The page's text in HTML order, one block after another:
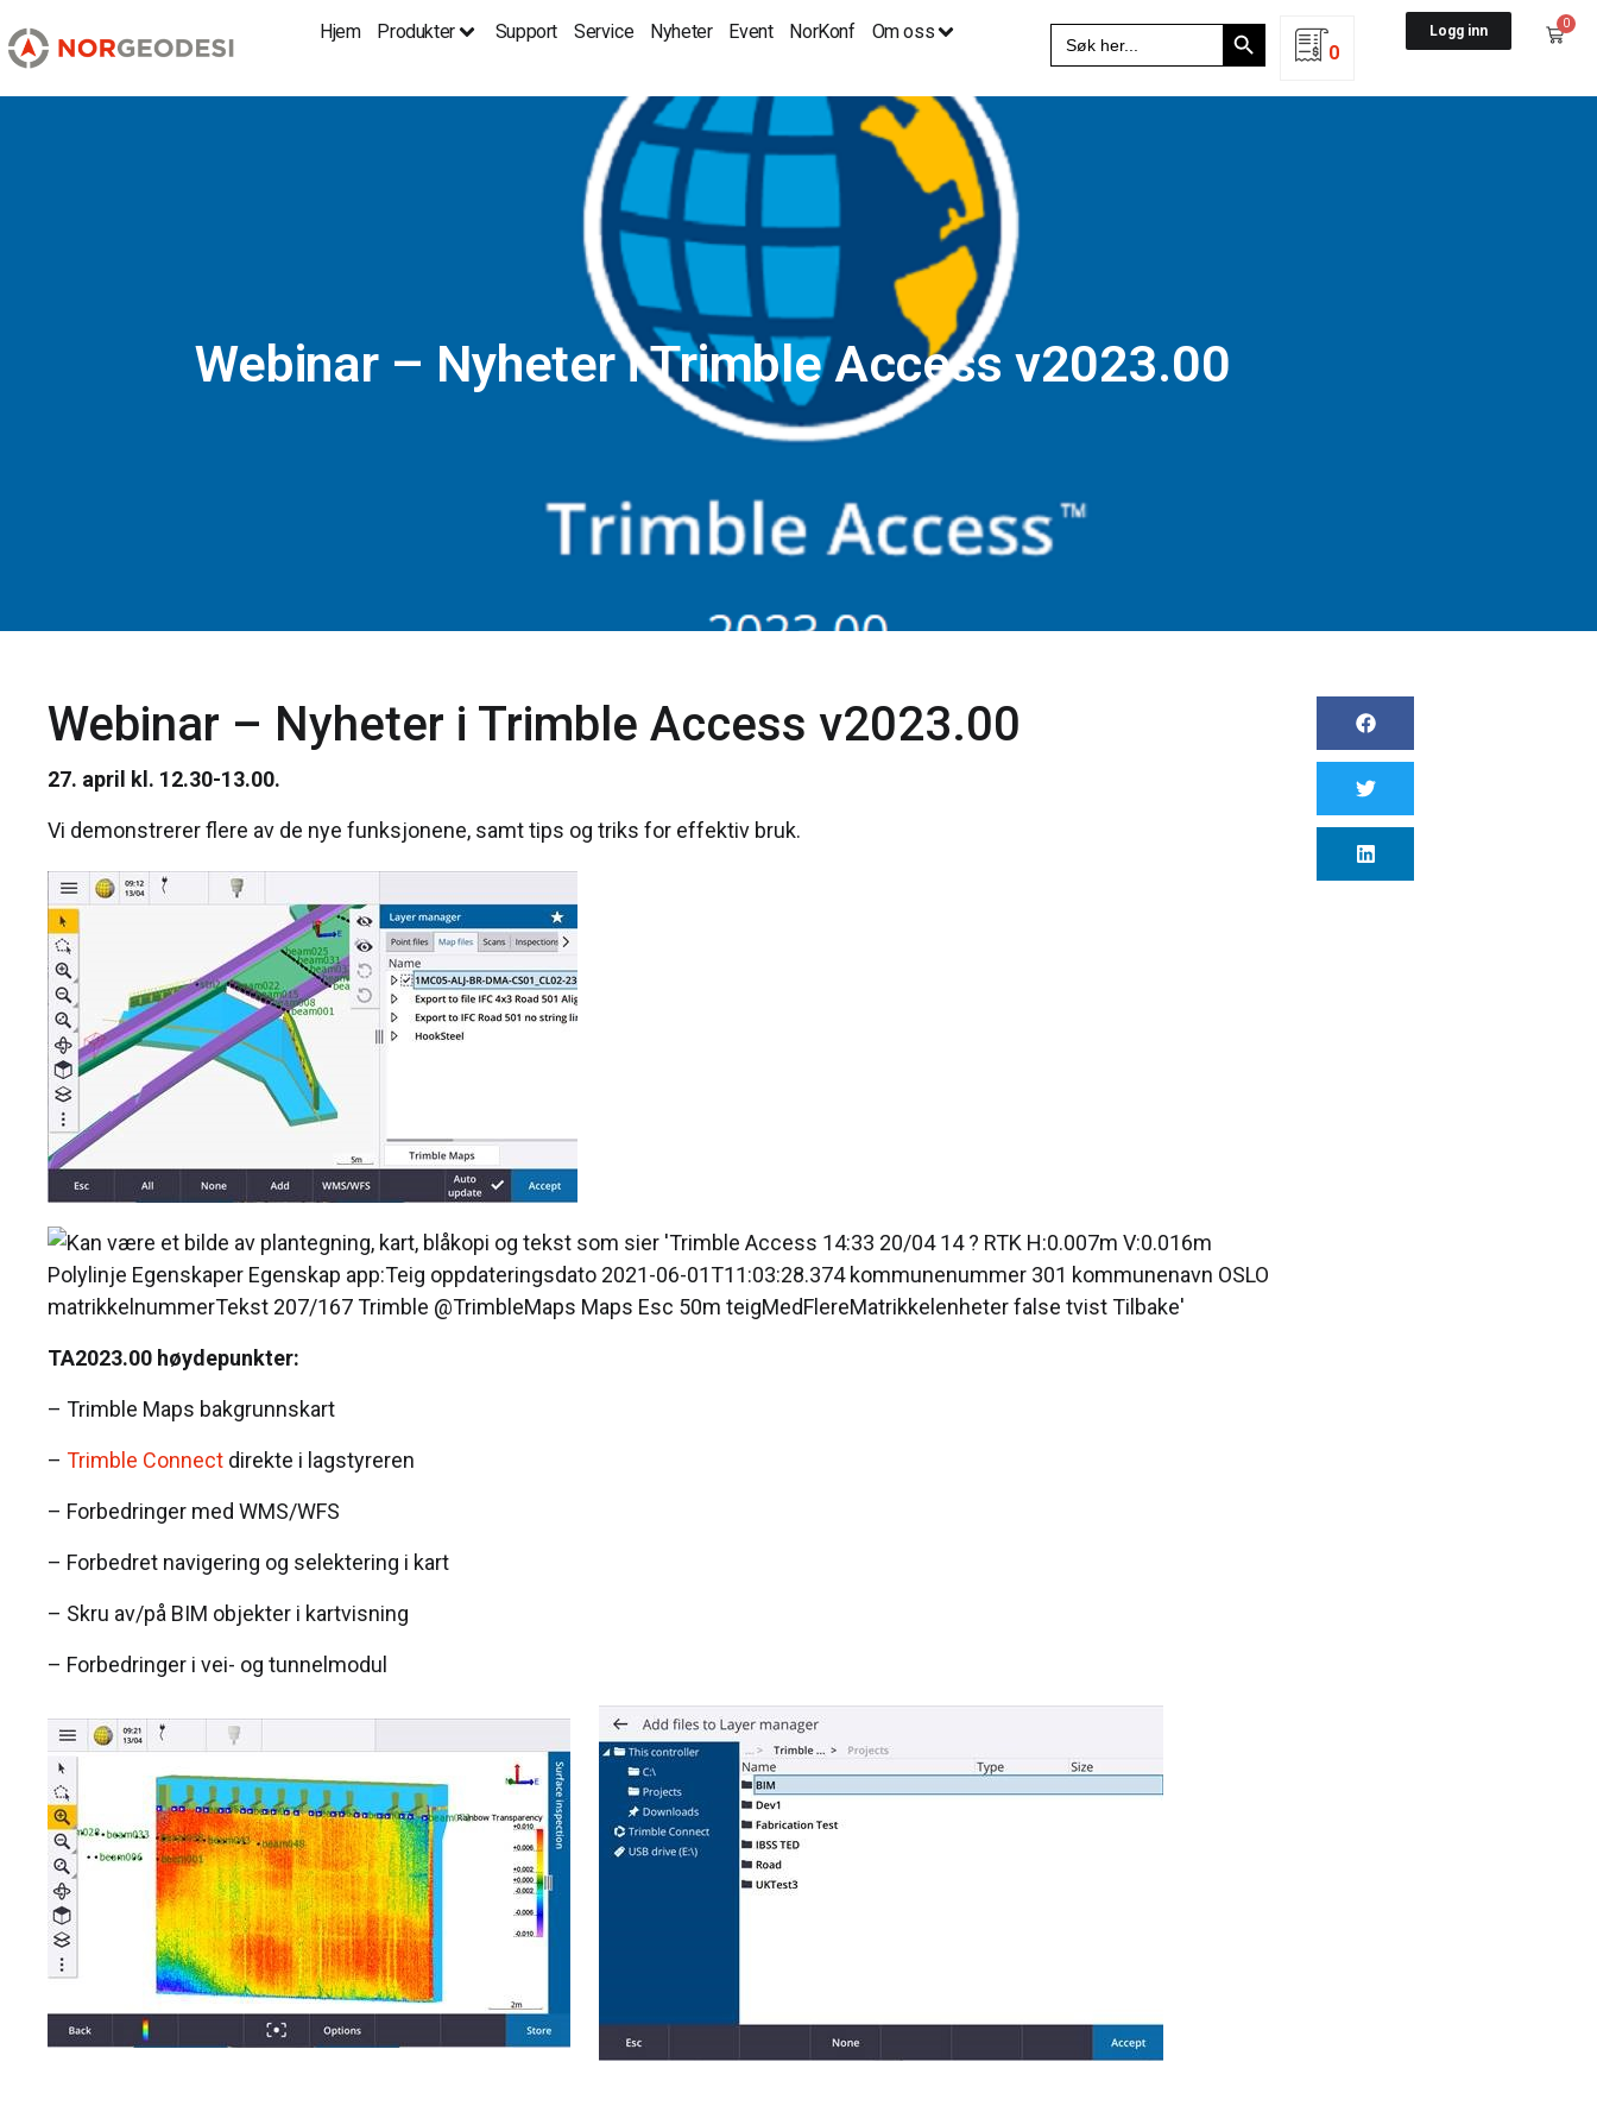
Hjem Produkter Support Service Nyheter Event NorKonf Om oss
Search
for:
Search Button
0
Logg inn 0
Webinar – Nyheter i Trimble Access v2023.00
Webinar – Nyheter i Trimble Access v2023.00
27. april kl. 12.30-13.00.
Vi demonstrerer flere av de nye funksjonene, samt tips og triks for effektiv bruk.
TA2023.00 høydepunkter:
– Trimble Maps bakgrunnskart
– Trimble Connect direkte i lagstyreren
– Forbedringer med WMS/WFS
– Forbedret navigering og selektering i kart
– Skru av/på BIM objekter i kartvisning
– Forbedringer i vei- og tunnelmodul